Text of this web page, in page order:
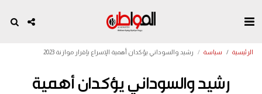
الرئيسية سياسة رشيد والسوداني يؤكدان أهمية الإسراع بإقرار موازنة 2023
رشيد والسوداني يؤكدان أهمية